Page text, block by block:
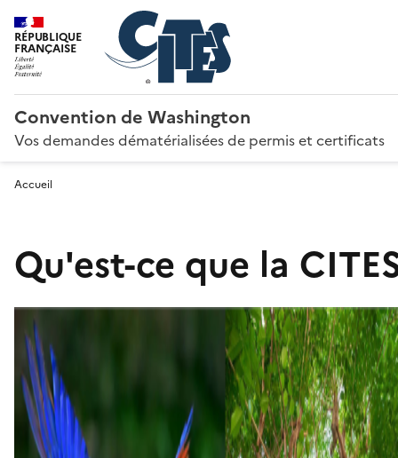
RÉPUBLIQUE
FRANÇAISE
Convention de Washington
Vos demandes dématérialisées de permis et certificats
Accueil
Qu'est-ce que la